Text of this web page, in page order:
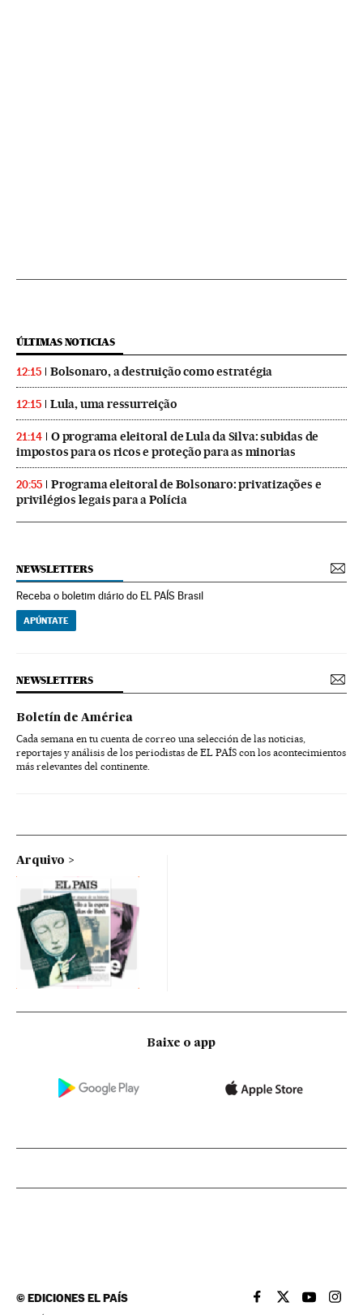
ÚLTIMAS NOTICIAS
12:15 Bolsonaro, a destruição como estratégia
12:15 Lula, uma ressurreição
21:14
O programa eleitoral de Lula da Silva: subidas de
impostos para os ricos e proteção para as minorias
20:55
Programa eleitoral de Bolsonaro: privatizações e
privilégios legais para a Polícia
NEWSLETTERS
Receba o boletim diário do EL PAÍS Brasil
APÚNTATE
NEWSLETTERS
Boletín de América
Cada semana en tu cuenta de correo una selección de las noticias,
reportajes y análisis de los periodistas de EL PAÍS con los acontecimientos
más relevantes del continente.
Arquivo
Baixe o app
©EDICIONES EL PAÍS EL PAÍS BRASIL EN
EL PAÍSEL PAÍS
EL